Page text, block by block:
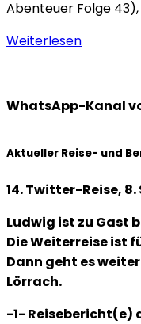
Abenteuer Folge
Weiterlesen
WhatsApp-Kanal
Aktueller Reise- und
14. Twitter-Reise,
Ludwig ist zu Gast
Die Weiterreise ist
Dann geht es
Lörrach.
-1- Reisebericht(e)